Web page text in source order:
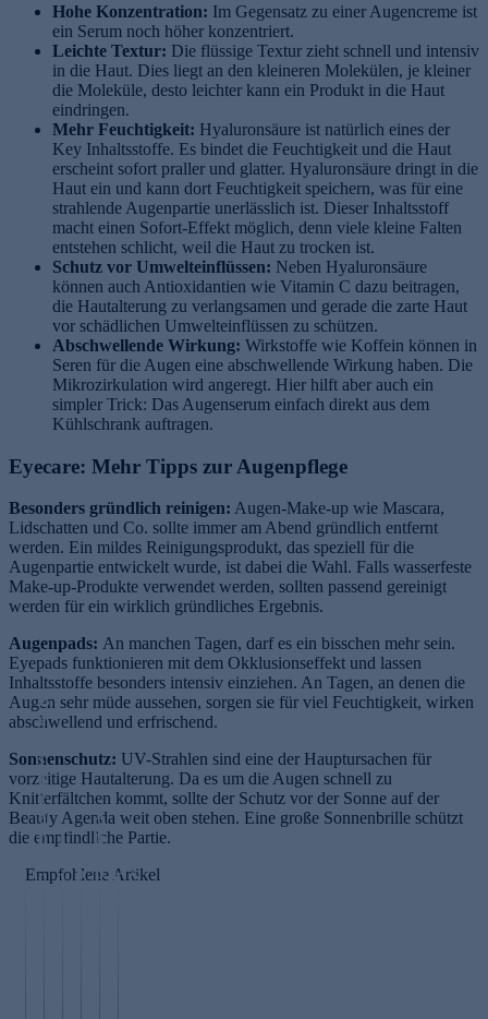
Hohe Konzentration: Im Gegensatz zu einer Augencreme ist
ein Serum noch höher konzentriert.
Leichte Textur: Die flüssige Textur zieht schnell und intensiv
in die Haut. Dies liegt an den kleineren Molekülen, je kleiner
die Moleküle, desto leichter kann ein Produkt in die Haut
eindringen.
Mehr Feuchtigkeit: Hyaluronsäure ist natürlich eines der
Key Inhaltsstoffe. Es bindet die Feuchtigkeit und die Haut
erscheint sofort praller und glatter. Hyaluronsäure dringt in die
Haut ein und kann dort Feuchtigkeit speichern, was für eine
strahlende Augenpartie unerlässlich ist. Dieser Inhaltsstoff
macht einen Sofort-Effekt möglich, denn viele kleine Falten
entstehen schlicht, weil die Haut zu trocken ist.
Schutz vor Umwelteinflüssen: Neben Hyaluronsäure
können auch Antioxidantien wie Vitamin C dazu beitragen,
die Hautalterung zu verlangsamen und gerade die zarte Haut
vor schädlichen Umwelteinflüssen zu schützen.
Abschwellende Wirkung: Wirkstoffe wie Koffein können in
Seren für die Augen eine abschwellende Wirkung haben. Die
Mikrozirkulation wird angeregt. Hier hilft aber auch ein
simpler Trick: Das Augenserum einfach direkt aus dem
Kühlschrank auftragen.
Eyecare: Mehr Tipps zur Augenpflege
Besonders gründlich reinigen: Augen-Make-up wie Mascara,
Lidschatten und Co. sollte immer am Abend gründlich entfernt
werden. Ein mildes Reinigungsprodukt, das speziell für die
Augenpartie entwickelt wurde, ist dabei die Wahl. Falls wasserfeste
Make-up-Produkte verwendet werden, sollten passend gereinigt
werden für ein wirklich gründliches Ergebnis.
Augenpads: An manchen Tagen, darf es ein bisschen mehr sein.
Eyepads funktionieren mit dem Okklusionseffekt und lassen
Inhaltsstoffe besonders intensiv einziehen. An Tagen, an denen die
Augen sehr müde aussehen, sorgen sie für viel Feuchtigkeit, wirken
abschwellend und erfrischend.
Sonnenschutz: UV-Strahlen sind eine der Hauptursachen für
vorzeitige Hautalterung. Da es um die Augen schnell zu
Knitterfältchen kommt, sollte der Schutz vor der Sonne auf der
Beauty Agenda weit oben stehen. Eine große Sonnenbrille schützt
die empfindliche Partie.
Empfohlene Artikel
B
e
s
e
r
ei
n
c
T
o P
A
n
P ic S